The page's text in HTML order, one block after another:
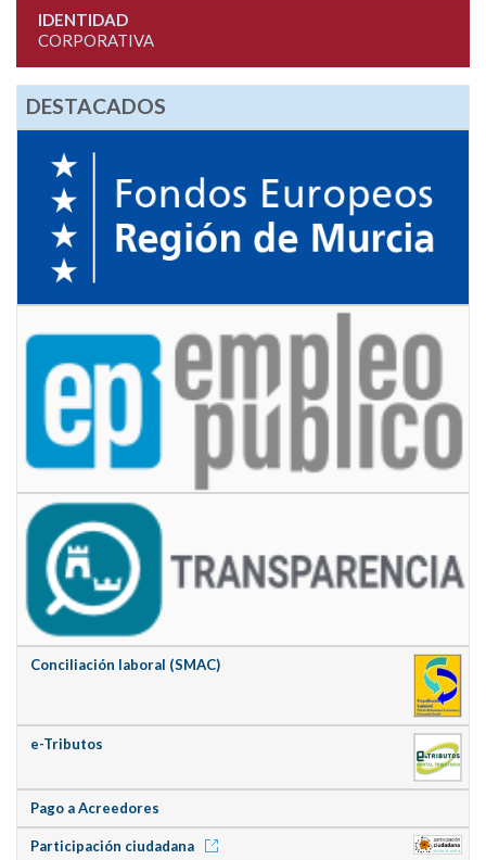
IDENTIDAD
CORPORATIVA
DESTACADOS
Conciliación laboral (SMAC)
e-Tributos
Pago a Acreedores
Participación ciudadana